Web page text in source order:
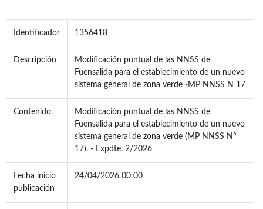
Identificador 1356418
Descripción
Modificación puntual de las NNSS de
Fuensalida para el establecimiento de un nuevo
sistema general de zona verde -MP NNSS N 17
Contenido
Modificación puntual de las NNSS de
Fuensalida para el establecimiento de un nuevo
sistema general de zona verde (MP NNSS Nº
17). - Expdte. 2/2026
Fecha inicio
publicación
24/04/2026 00:00